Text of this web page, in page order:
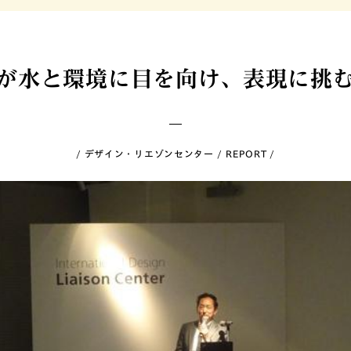
水と環境に目を向け、表現に挑
デザイン・リエゾンセンター REPORT